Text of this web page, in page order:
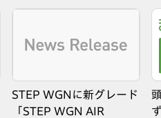
STEP WGNに新グレード
「STEP WGN AIR